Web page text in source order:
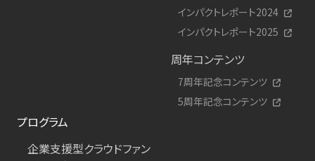
インパクトレポート2024
インパクトレポート2025
周年コンテンツ
7周年記念コンテンツ
5周年記念コンテンツ
プログラム
企業支援型クラウドファン